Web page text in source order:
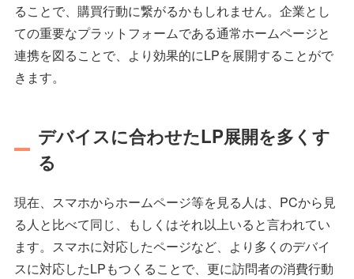
ることで、購買行動に繋がるかもしれません。企業とし
ての重要なプラットフォームである通常ホームページと
連携を図ることで、より効果的にLPを展開することがで
きます。
デバイスに合わせたLP展開を多くす
る
現在、スマホからホームページ等を見る人は、PCから見
る人と比べて同じ、もしくはそれ以上いると言われてい
ます。スマホに対応したページなど、より多くのデバイ
スに対応したLPもつくることで、更に訪問者の消費行動